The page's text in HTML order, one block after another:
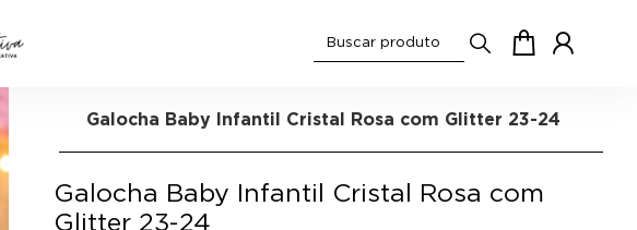
Galocha Baby Infantil Cristal Rosa com Glitter 23-24
Galocha Baby Infantil Cristal Rosa com
Glitter 23-24